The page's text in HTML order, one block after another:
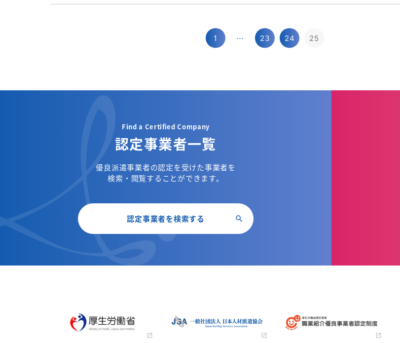
1 … 23 24 25
Find a Certified Company
認定事業者一覧
優良派遣事業者の認定を受けた事業者を
検索・閲覧することができます。
認定事業者を検索する